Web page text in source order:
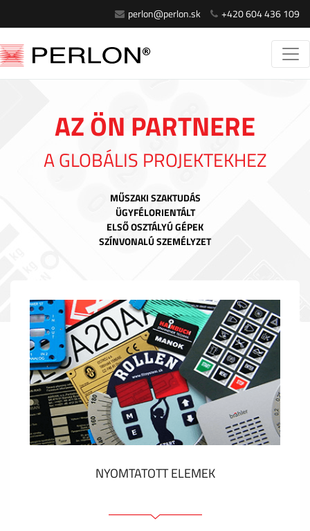
perlon@perlon.sk +420 604 436 109
AZ ÖN PARTNERE
A GLOBÁLIS PROJEKTEKHEZ
MŰSZAKI SZAKTUDÁS
ÜGYFÉLORIENTÁLT
ELSŐ OSZTÁLYÚ GÉPEK
SZÍNVONALÚ SZEMÉLYZET
NYOMTATOTT ELEMEK